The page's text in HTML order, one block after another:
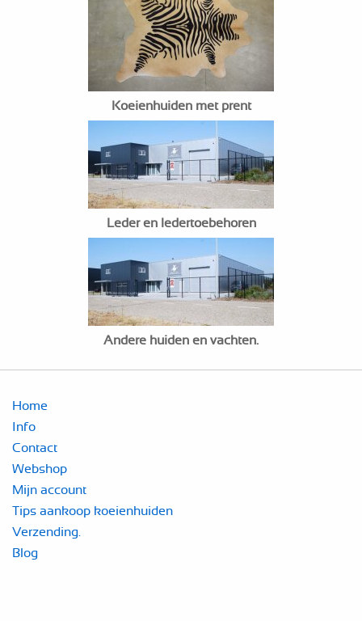
Koeienhuiden met prent
Leder en ledertoebehoren
Andere huiden en vachten.
Home
Info
Contact
Webshop
Mijn account
Tips aankoop koeienhuiden
Verzending.
Blog